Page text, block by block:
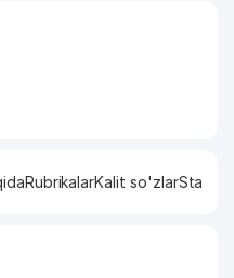
RubrikalarKalit so'zlar